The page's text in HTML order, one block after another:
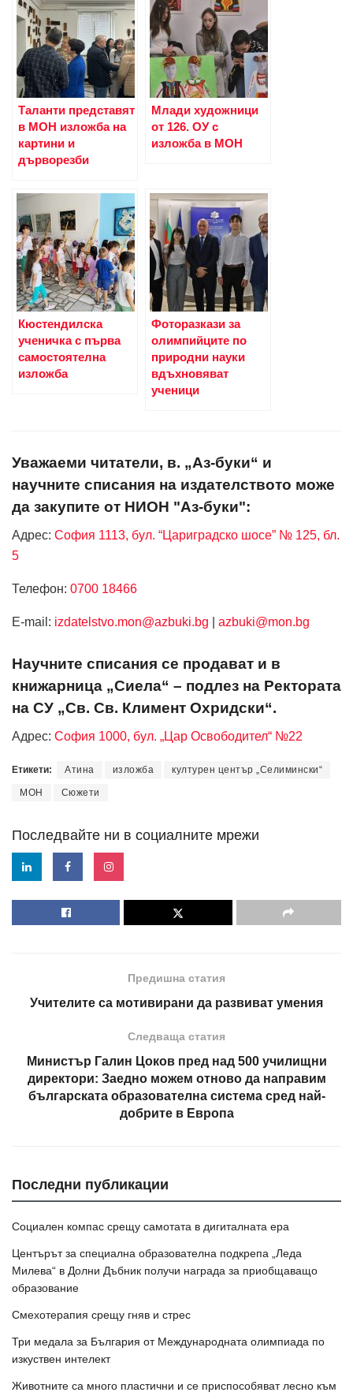
Таланти представят
в МОН изложба на
картини и
дърворезби
Млади художници
от 126. ОУ с
изложба в МОН
Кюстендилска
ученичка с първа
самостоятелна
изложба
Фоторазкази за
олимпийците по
природни науки
вдъхновяват
ученици
Уважаеми читатели, в. „Аз-буки“ и
научните списания на издателството може
да закупите от НИОН "Аз-буки":
Адрес: София 1113, бул. “Цариградско шосе” № 125, бл.
5
Телефон: 0700 18466
Е-mail: izdatelstvo.mon@azbuki.bg azbuki@mon.bg
Научните списания се продават и в
книжарница „Сиела“ – подлез на Ректората
на СУ „Св. Св. Климент Охридски“.
Адрес: София 1000, бул. „Цар Освободител“ №22
Етикети: Атина изложба културен център „Селимински“
МОН Сюжети
Последвайте ни в социалните мрежи
Предишна статия
Учителите са мотивирани да развиват умения
Следваща статия
Министър Галин Цоков пред над 500 училищни
директори: Заедно можем отново да направим
българската образователна система сред най-
добрите в Европа
Последни публикации
Социален компас срещу самотата в дигиталната ера
Центърът за специална образователна подкрепа „Леда
Милева“ в Долни Дъбник получи награда за приобщаващо
образование
Смехотерапия срещу гняв и стрес
Три медала за България от Международната олимпиада по
изкуствен интелект
Животните са много пластични и се приспособяват лесно към